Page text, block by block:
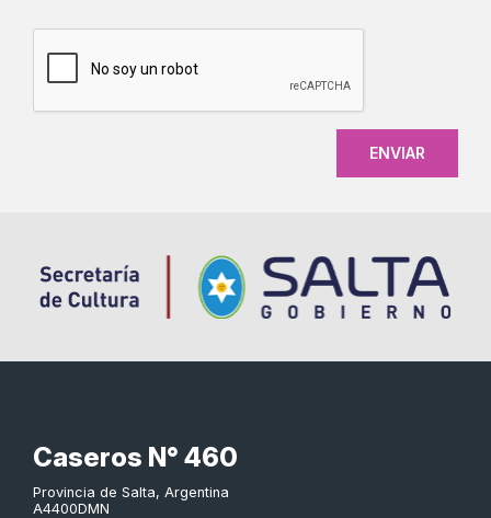
Caseros N° 460
Provincia de Salta, Argentina
A4400DMN